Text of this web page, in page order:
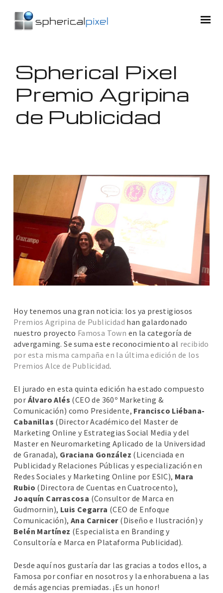
Spherical Pixel
Premio Agripina
de Publicidad
Hoy tenemos una gran noticia: los ya prestigiosos
Premios Agripina de Publicidad han galardonado
nuestro proyecto Famosa Town en la categoría de
advergaming. Se suma este reconocimiento al recibido
por esta misma campaña en la última edición de los
Premios Alce de Publicidad.
El jurado en esta quinta edición ha estado compuesto
por Álvaro Alés (CEO de 360º Marketing &
Comunicación) como Presidente, Francisco Liébana-
Cabanillas (Director Académico del Master de
Marketing Online y Estrategias Social Media y del
Master en Neuromarketing Aplicado de la Universidad
de Granada), Graciana González (Licenciada en
Publicidad y Relaciones Públicas y especialización en
Redes Sociales y Marketing Online por ESIC), Mara
Rubio (Directora de Cuentas en Cuatrocento),
Joaquín Carrascosa (Consultor de Marca en
Gudmornin), Luis Cegarra (CEO de Enfoque
Comunicación), Ana Carnicer(Diseño e Ilustración) y
Belén Martínez (Especialista en Branding y
Consultoría e Marca en Plataforma Publicidad).
Desde aquí nos gustaría dar las gracias a todos ellos, a
Famosa por confiar en nosotros y la enhorabuena a las
demás agencias premiadas. ¡Es un honor!